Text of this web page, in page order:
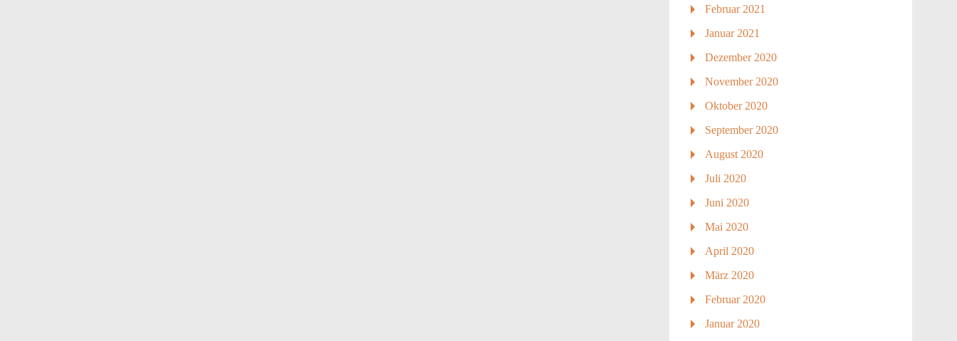
Februar 2021
Januar 2021
Dezember 2020
November 2020
Oktober 2020
September 2020
August 2020
Juli 2020
Juni 2020
Mai 2020
April 2020
März 2020
Februar 2020
Januar 2020